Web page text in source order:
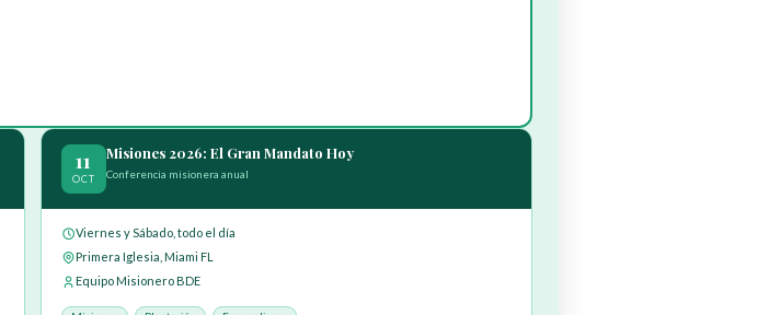
11
OCT
Misiones 2026: El Gran Mandato Hoy
Conferencia misionera anual
Viernes y Sábado, todo el día
Primera Iglesia, Miami FL
Equipo Misionero BDE